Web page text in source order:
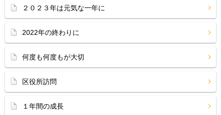
２０２３年は元気な一年に
2022年の終わりに
何度も何度もが大切
区役所訪問
１年間の成長